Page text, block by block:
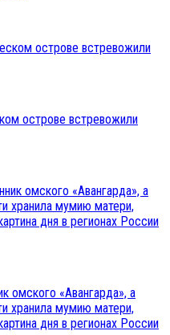
острове встревожили
омского «Авангарда», а
хранила мумию матери,
дня в регионах России